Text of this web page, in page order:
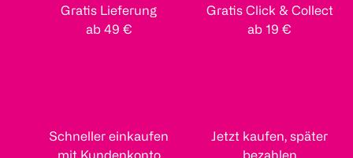
Gratis Lieferung
ab 49 €
Gratis Click & Collect
ab 19 €
Schneller einkaufen
Jetzt kaufen, später